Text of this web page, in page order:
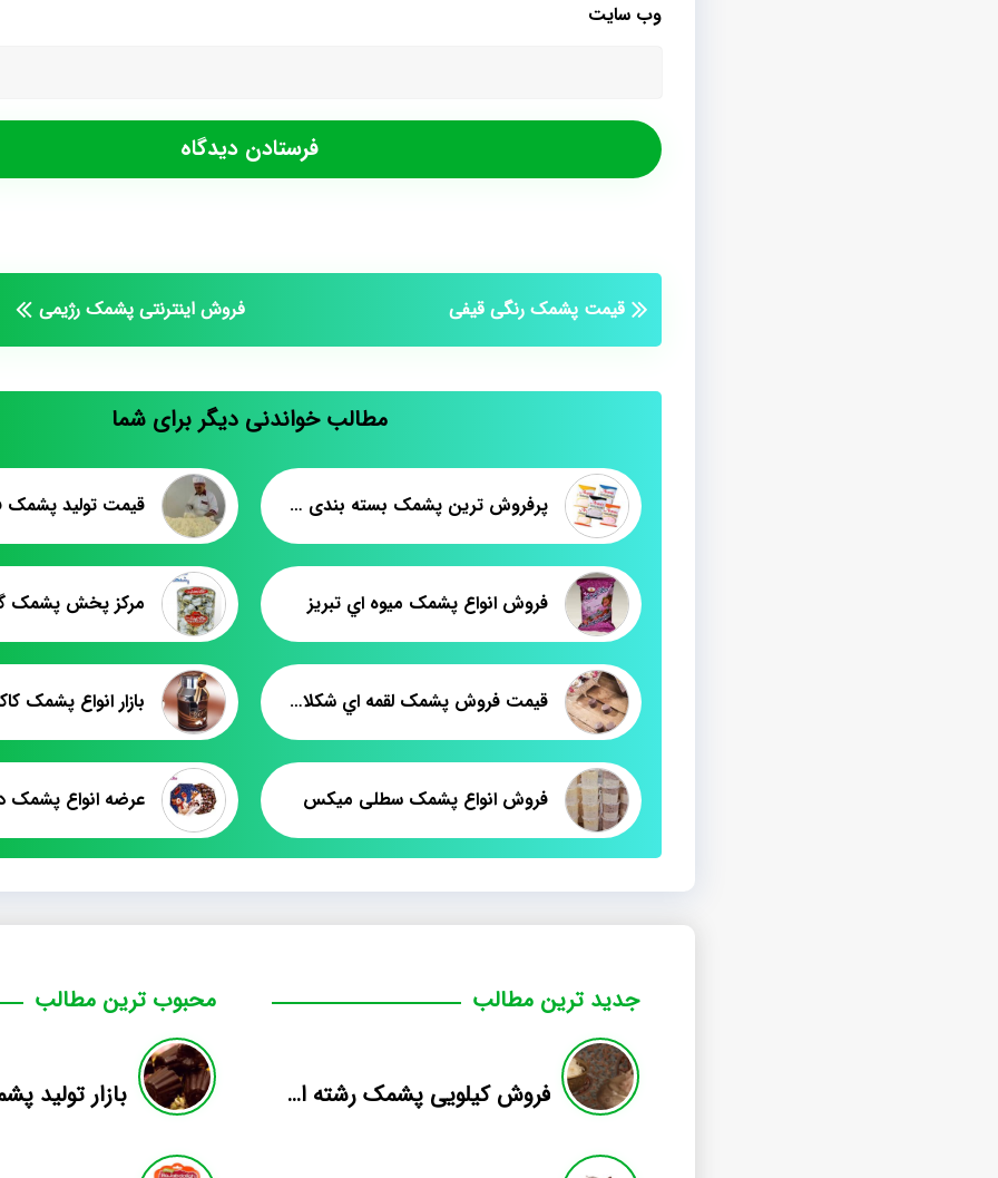
وب‌ سایت
قیمت پشمک رنگی قیفی فروش اینترنتی پشمک رژیمی
مطالب خواندنی دیگر برای شما
پرفروش ترین پشمک بسته بندی ۵۰ گرمی قیمت تولید پشمک
فروش انواع پشمک ميوه اي تبريز مرکز پخش پشمک
قيمت فروش پشمک لقمه اي شکلاتي
فروش انواع پشمک سطلی میکس عرضه انواع پشمک
جدید ترین مطالب
فروش کیلویی پشمک رشته ای طعم دار میوه
محبوب ترین مطالب
بازار تولید